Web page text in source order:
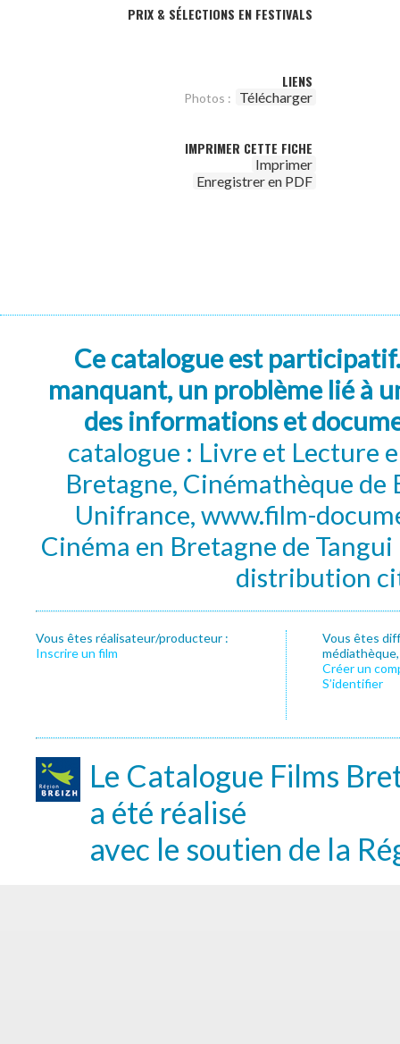
PRIX & SÉLECTIONS EN FESTIVALS
LIENS
Photos : Télécharger
IMPRIMER CETTE FICHE
Imprimer
Enregistrer en PDF
Ce catalogue est
manquant, un problème lié à
des informations et
catalogue : Livre et Lecture
Bretagne, Cinémathèque de
Unifrance, www.film-
Cinéma en Bretagne de
distribution
Vous êtes réalisateur/producteur :
Inscrire un film
Vous êtes
Créer un
S’identifier
Le Catalogue Films
a été réalisé
avec le soutien de la